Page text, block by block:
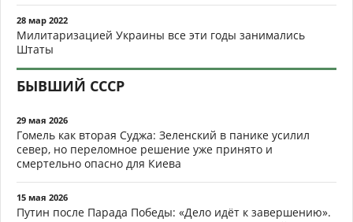
28 мар 2022
Милитаризацией Украины все эти годы занимались
Штаты
БЫВШИЙ СССР
29 мая 2026
Гомель как вторая Суджа: Зеленский в панике усилил
север, но переломное решение уже принято и
смертельно опасно для Киева
15 мая 2026
Путин после Парада Победы: «Дело идёт к завершению».